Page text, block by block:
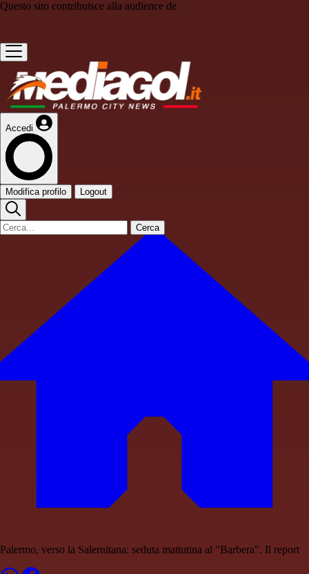
Questo sito contribuisce alla audience de
Accedi
Modifica profilo Logout
Cerca
Palermo, verso la Salernitana: seduta mattutina al "Barbera". Il report